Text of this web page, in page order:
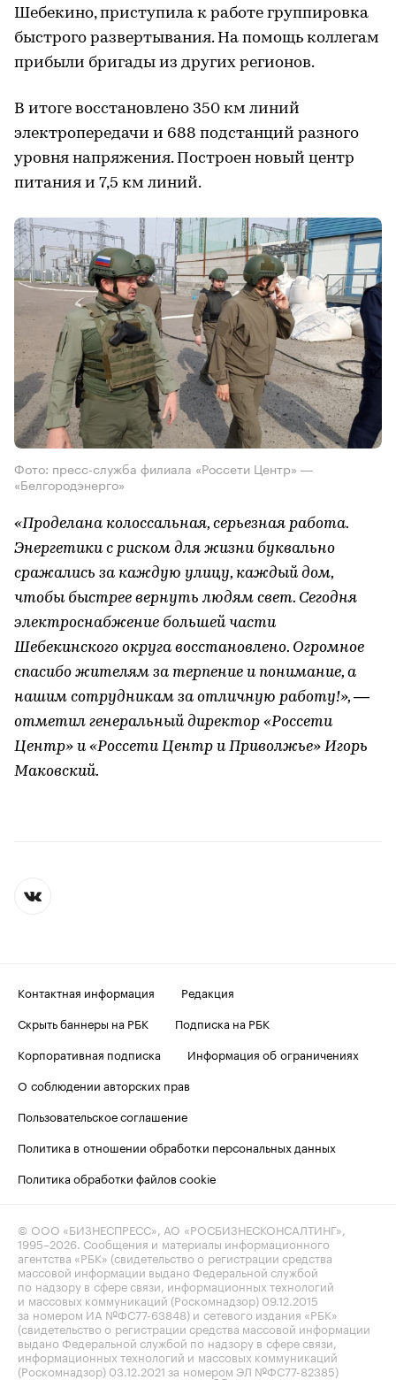
Шебекино, приступила к работе группировка
быстрого развертывания. На помощь коллегам
прибыли бригады из других регионов.
В итоге восстановлено 350 км линий
электропередачи и 688 подстанций разного
уровня напряжения. Построен новый центр
питания и 7,5 км линий.
Фото: пресс-служба филиала «Россети Центр» ―
«Белгородэнерго»
«Проделана колоссальная, серьезная работа.
Энергетики с риском для жизни буквально
сражались за каждую улицу, каждый дом,
чтобы быстрее вернуть людям свет. Сегодня
электроснабжение большей части
Шебекинского округа восстановлено. Огромное
спасибо жителям за терпение и понимание, а
нашим сотрудникам за отличную работу!», ―
отметил генеральный директор «Россети
Центр» и «Россети Центр и Приволжье» Игорь
Маковский.
Контактная информация
Редакция
Скрыть баннеры на РБК
Подписка на РБК
Корпоративная подписка
Информация об ограничениях
О соблюдении авторских прав
Пользовательское соглашение
Политика в отношении обработки персональных данных
Политика обработки файлов cookie
© ООО «БИЗНЕСПРЕСС», АО «РОСБИЗНЕСКОНСАЛТИНГ»,
1995–2026 . Сообщения и материалы информационного
агентства «РБК» (свидетельство о регистрации средства
массовой информации выдано Федеральной службой
по надзору в сфере связи, информационных технологий
и массовых коммуникаций (Роскомнадзор) 09.12.2015
за номером ИА №ФС77-63848) и сетевого издания «РБК»
(свидетельство о регистрации средства массовой информации
выдано Федеральной службой по надзору в сфере связи,
информационных технологий и массовых коммуникаций
(Роскомнадзор) 03.12.2021 за номером ЭЛ №ФС77-82385)